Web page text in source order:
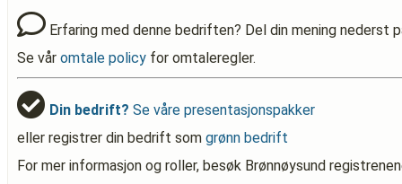
Erfaring med denne bedriften? Del din mening nederst
Se vår omtale policy for omtaleregler.
Din bedrift? Se våre presentasjonspakker
eller registrer din bedrift som grønn bedrift
For mer informasjon og roller, besøk Brønnøysund